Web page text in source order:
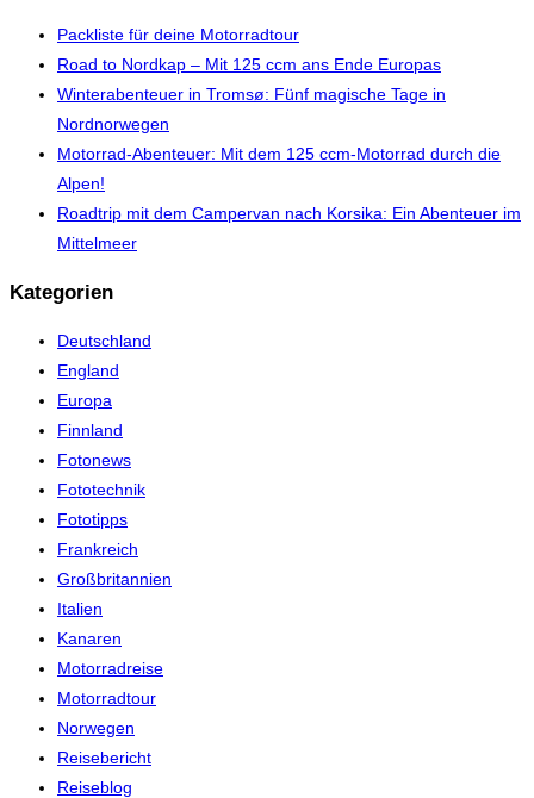
Packliste für deine Motorradtour
Road to Nordkap – Mit 125 ccm ans Ende Europas
Winterabenteuer in Tromsø: Fünf magische Tage in
Nordnorwegen
Motorrad-Abenteuer: Mit dem 125 ccm-Motorrad durch die
Alpen!
Roadtrip mit dem Campervan nach Korsika: Ein Abenteuer im
Mittelmeer
Kategorien
Deutschland
England
Europa
Finnland
Fotonews
Fototechnik
Fototipps
Frankreich
Großbritannien
Italien
Kanaren
Motorradreise
Motorradtour
Norwegen
Reisebericht
Reiseblog